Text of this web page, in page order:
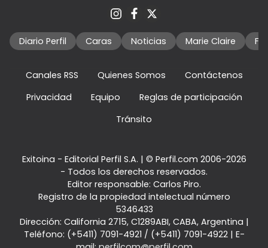
Diario Perfil Caras Noticias Marie Claire
Canales RSS Quienes Somos
Contáctenos
Privacidad
Equipo
Reglas de participación
Tránsito
Exitoina - Editorial Perfil S.A. | © Perfil.com 2006-2026
- Todos los derechos reservados.
Editor responsable: Carlos Piro.
Registro de la propiedad intelectual número
5346433
Dirección: California 2715, C1289ABI, CABA, Argentina |
Teléfono: (+5411) 7091-4921 / (+5411) 7091-4922| E-